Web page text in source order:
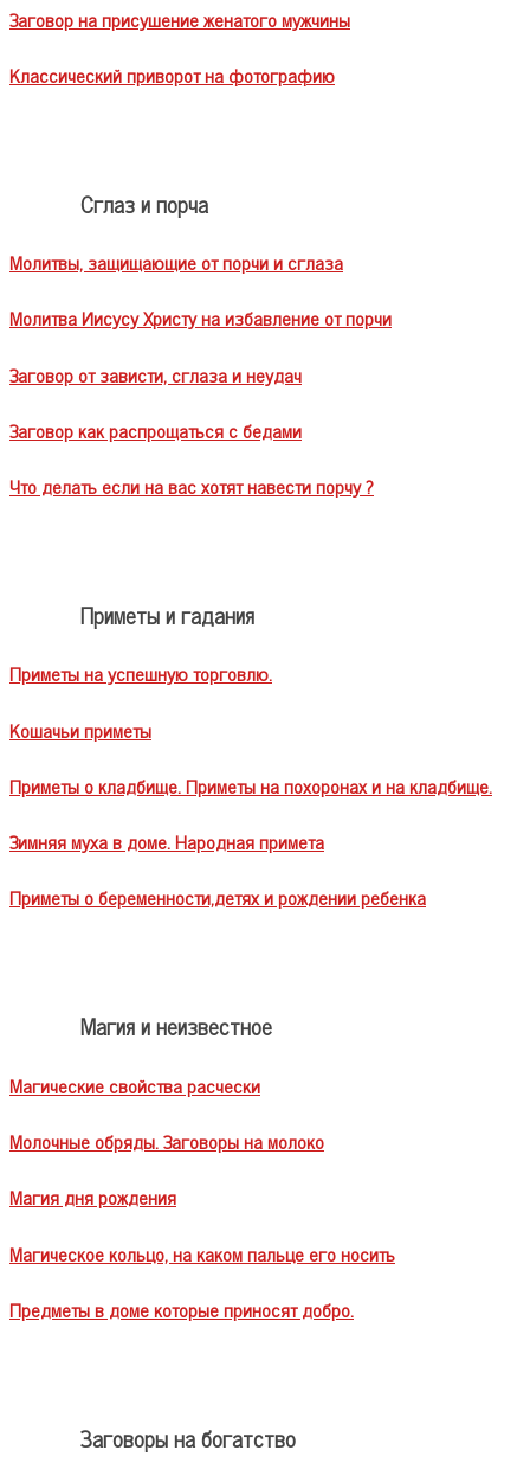
Заговор на присушение женатого мужчины
Классический приворот на фотографию
Сглаз и порча
Молитвы, защищающие от порчи и сглаза
Молитва Иисусу Христу на избавление от порчи
Заговор от зависти, сглаза и неудач
Заговор как распрощаться с бедами
Что делать если на вас хотят навести порчу ?
Приметы и гадания
Приметы на успешную торговлю.
Кошачьи приметы
Приметы о кладбище. Приметы на похоронах и на кладбище.
Зимняя муха в доме. Народная примета
Приметы о беременности,детях и рождении ребенка
Магия и неизвестное
Магические свойства расчески
Молочные обряды. Заговоры на молоко
Магия дня рождения
Магическое кольцо, на каком пальце его носить
Предметы в доме которые приносят добро.
Заговоры на богатство